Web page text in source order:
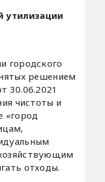
утилизации
городского
решением
30.06.2021
чистоты и
«город
отходы.